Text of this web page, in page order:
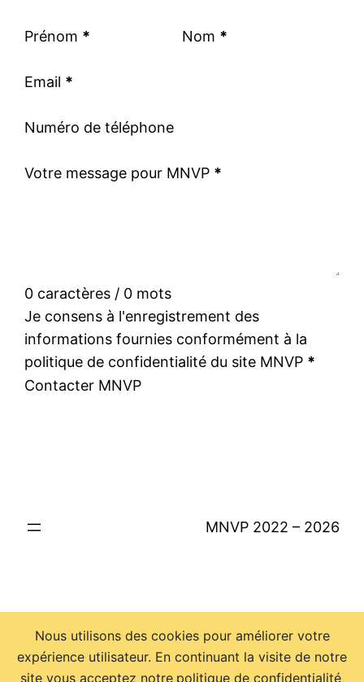
Prénom * Nom *
Email *
Numéro de téléphone
Votre message pour MNVP *
0 caractères / 0 mots
Je consens à l'enregistrement des
informations fournies conformément à la
politique de confidentialité du site MNVP *
Contacter MNVP
MNVP 2022 – 2026
Nous utilisons des cookies pour améliorer votre
expérience utilisateur. En continuant la visite de notre
site vous acceptez notre politique de confidentialité